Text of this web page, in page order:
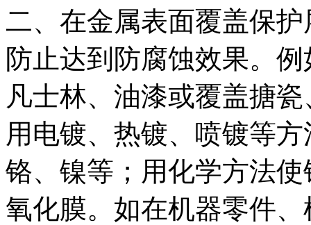
二、在金属表面覆盖保
防止达到防腐蚀效果。
凡士林、油漆或覆盖搪
用电镀、热镀、喷镀等
铬、镍等；用化学方法
氧化膜。如在机器零件